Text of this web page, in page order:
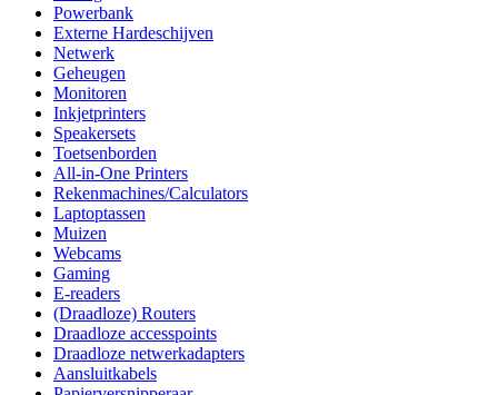
Powerbank
Externe Hardeschijven
Netwerk
Geheugen
Monitoren
Inkjetprinters
Speakersets
Toetsenborden
All-in-One Printers
Rekenmachines/Calculators
Laptoptassen
Muizen
Webcams
Gaming
E-readers
(Draadloze) Routers
Draadloze accesspoints
Draadloze netwerkadapters
Aansluitkabels